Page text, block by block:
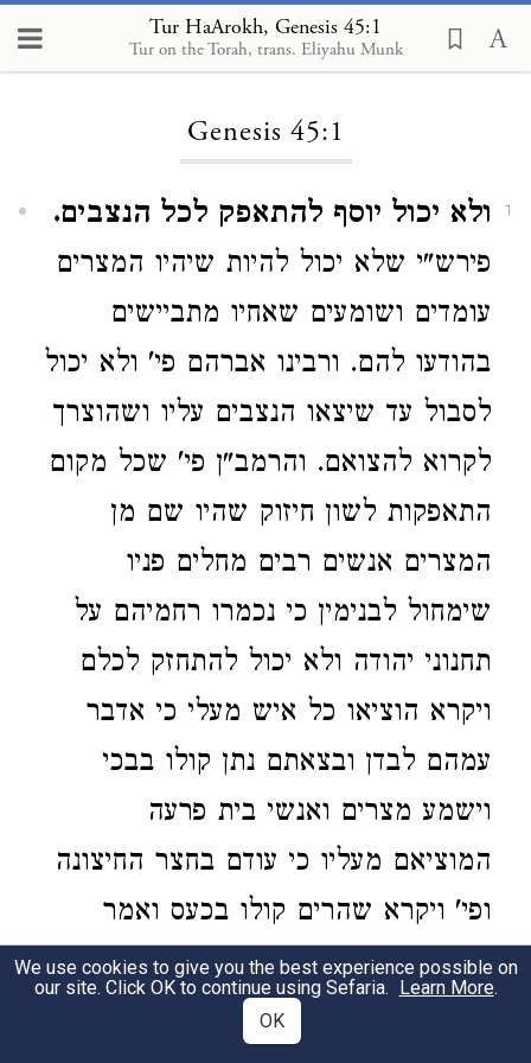
Tur HaArokh, Genesis 45:1
Tur on the Torah, trans. Eliyahu Munk
Loading...
Genesis 45:1
1
ולא יכול יוסף להתאפק לכל הנצבים.
פירש"י שלא יכול להיות שיהיו המצרים
עומדים ושומעים שאחיו מתביישים
בהודעו להם. ורבינו אברהם פי' ולא יכול
לסבול עד שיצאו הנצבים עליו ושהוצרך
לקרוא להצואם. והרמב"ן פי' שכל מקום
התאפקות לשון חיזוק שהיו שם מן
המצרים אנשים רבים מחלים פניו
שימחול לבנימין כי נכמרו רחמיהם על
תחנוני יהודה ולא יכול להתחזק לכלם
ויקרא הוציאו כל איש מעלי כי אדבר
עמהם לבדן ובצאתם נתן קולו בבכי
וישמע מצרים ואנשי בית פרעה
המוציאם מעליו כי עודם בחצר החיצונה
ופי' ויקרא שהרים קולו בכעס ואמר
למשרתיו הוציאו כל איש מעלי מלבד
We use cookies to give you the best experience possible on
our site. Click OK to continue using Sefaria. Learn More.
OK